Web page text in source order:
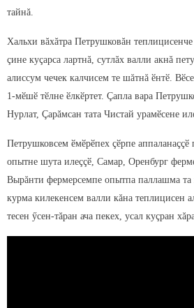
тайнă.
Хальхи вăхăтра Петрушковăн
çине куçарса лартнă, сутлăх валли акнă
алиссум чечек калчисем те шăтнă ӗнтӗ.
1-мӗшӗ тӗлне ӗлкӗртет. Çапла вара
Нурлат, Çарăмсан тата Чистай урамӗсене
Петрушковсем ӗмӗрӗпех çӗрпе аппаланаççӗ
опытне шута илеççӗ, Самар, Оренбург
Вырăнти фермерсемпе опытпа паллашма та
курма килекенсем валли кăна теплицисен
тесен ӳсен-тăран ача пекех, усал куçран